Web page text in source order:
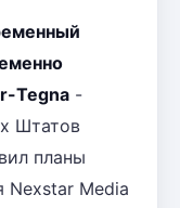
Tegna -
Штатов
планы
Nexstar Media